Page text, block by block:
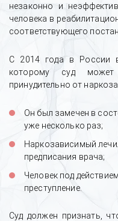
незаконно и
человека в
соответствующего
С 2014 года в России
которому суд может
принудительно от
Он был замечен в
уже несколько раз;
Наркозависимый
предписания врача;
Человек под
преступление.
Суд должен признать,